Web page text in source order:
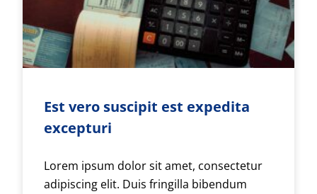
Est vero suscipit est expedita
excepturi
Lorem ipsum dolor sit amet, consectetur
adipiscing elit. Duis fringilla bibendum